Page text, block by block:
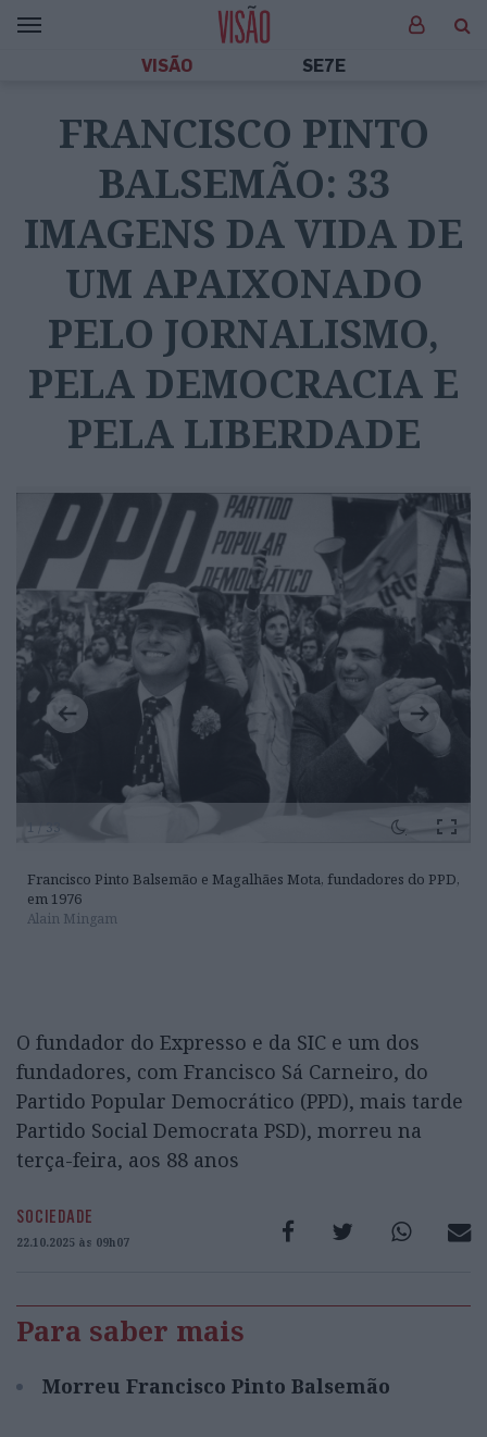
VISÃO SE7E
FRANCISCO PINTO
BALSEMÃO: 33
IMAGENS DA VIDA DE
UM APAIXONADO
PELO JORNALISMO,
PELA DEMOCRACIA E
PELA LIBERDADE
1 / 33
Francisco Pinto Balsemão e Magalhães Mota, fundadores do PPD,
em 1976
Alain Mingam
O fundador do Expresso e da SIC e um dos
fundadores, com Francisco Sá Carneiro, do
Partido Popular Democrático (PPD), mais tarde
Partido Social Democrata PSD), morreu na
terça-feira, aos 88 anos
SOCIEDADE
22.10.2025 às 09h07
Para saber mais
Morreu Francisco Pinto Balsemão